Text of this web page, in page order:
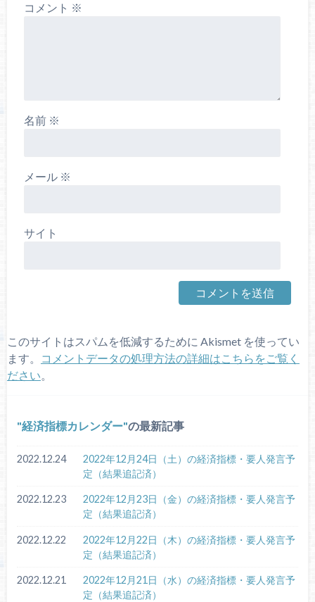
コメント ※
名前 ※
メール ※
サイト
このサイトはスパムを低減するために Akismet を使ってい
ます。
コメントデータの処理方法の詳細はこちらをご覧く
ださい。
経済指標カレンダー の最新記事
2022.12.24
2022年12月24日（土）の経済指標・要人発言予
定（結果追記済）
2022.12.23
2022年12月23日（金）の経済指標・要人発言予
定（結果追記済）
2022.12.22
2022年12月22日（木）の経済指標・要人発言予
定（結果追記済）
2022.12.21
2022年12月21日（水）の経済指標・要人発言予
定（結果追記済）